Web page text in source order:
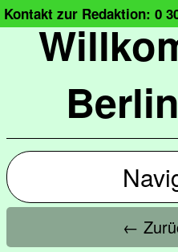
Kontakt zur Redaktion: 0
←